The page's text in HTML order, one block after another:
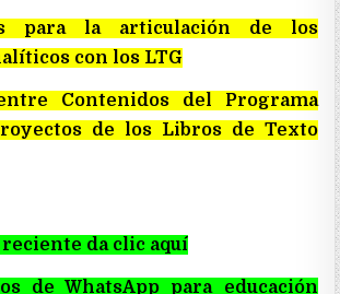
para la articulación de los
con los LTG
Contenidos del Programa
de los Libros de Texto
da clic aquí
de WhatsApp para educación